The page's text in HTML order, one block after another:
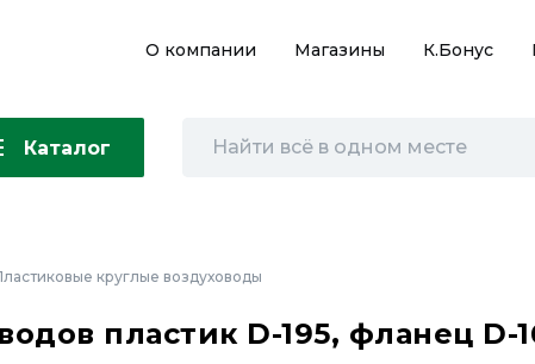
О компании Магазины К.Бонус
Каталог
круглые воздуховоды
пластик D-195, фланец D-